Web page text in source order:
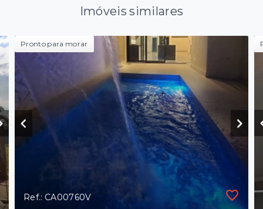
Imóveis similares
Pronto para morar
Ref.: CA00760V